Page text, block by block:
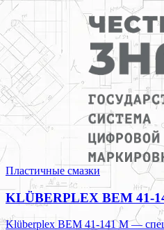
Пластичные смазки
KLÜBERPLEX BEM 41-
Klüberplex BEM 41-141 M —